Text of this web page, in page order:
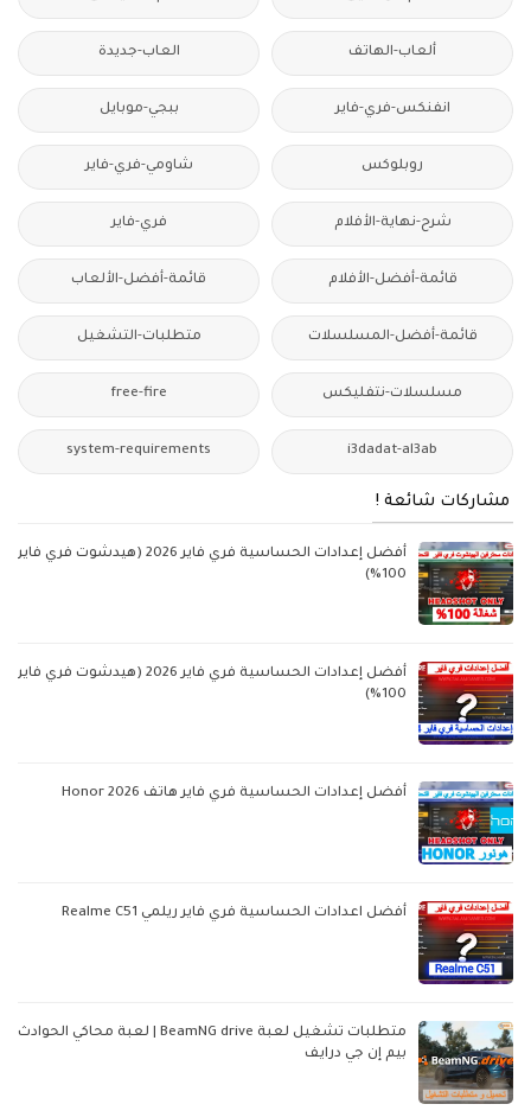
ألعاب-الهاتف العاب-جديدة
انفنكس-فري-فاير ببجي-موبايل
روبلوكس شاومي-فري-فاير
شرح-نهاية-الأفلام فري-فاير
قائمة-أفضل-الأفلام قائمة-أفضل-الألعاب
قائمة-أفضل-المسلسلات متطلبات-التشغيل
مسلسلات-نتفليكس free-fire
i3dadat-al3ab
system-requirements
مشاركات شائعة !
أفضل إعدادات الحساسية فري فاير 2026 (هيدشوت فري فاير
100%)
أفضل إعدادات الحساسية فري فاير 2026 (هيدشوت فري فاير
100%)
أفضل إعدادات الحساسية فري فاير هاتف Honor 2026
أفضل اعدادات الحساسية فري فاير ريلمي Realme C51
متطلبات تشغيل لعبة BeamNG drive | لعبة محاكي الحوادث
بيم إن جي درايف